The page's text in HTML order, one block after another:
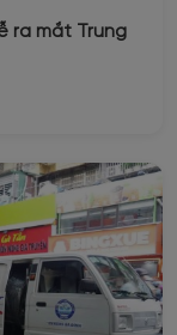
ra mắt Trung